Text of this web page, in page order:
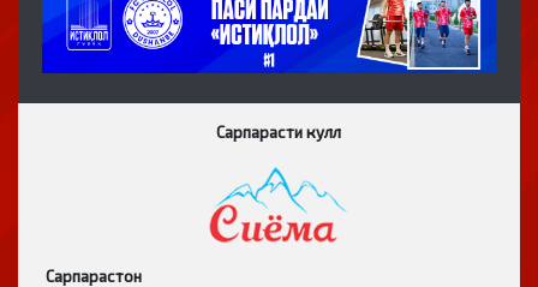
Сарпарасти кулл
Сарпарастон